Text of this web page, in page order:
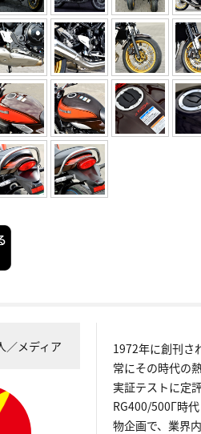
／メディア
1972年に創刊さ
常にその時代の
実証テストに定
RG400/500Γ時
物企画で、業界